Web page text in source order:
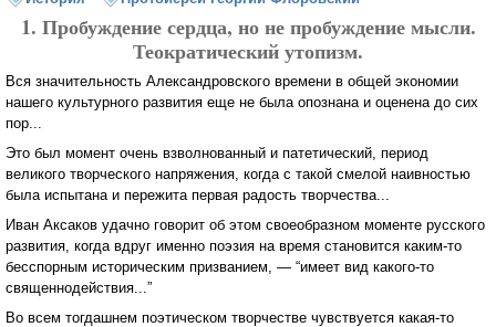
1. Пробуждение сердца, но не пробуждение мысли.
Теократический утопизм.
Вся значительность Александровского времени в общей экономии
нашего культурного развития еще не была опознана и оценена до сих
пор...
Это был момент очень взволнованный и патетический, период
великого творческого напряжения, когда с такой смелой наивностью
была испытана и пережита первая радость творчества...
Иван Аксаков удачно говорит об этом своеобразном моменте русского
развития, когда вдруг именно поэзия на время становится каким-то
бесспорным историческим призванием, — “имеет вид какого-то
священнодействия...”
Во всем тогдашнем поэтическом творчестве чувствуется какая-то